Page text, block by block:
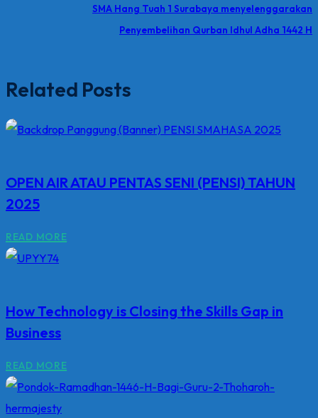
SMA Hang Tuah 1 Surabaya menyelenggarakan
Penyembelihan Qurban Idhul Adha 1442 H
Related Posts
OPEN AIR ATAU PENTAS SENI (PENSI) TAHUN
2025
READ MORE
How Technology is Closing the Skills Gap in
Business
READ MORE